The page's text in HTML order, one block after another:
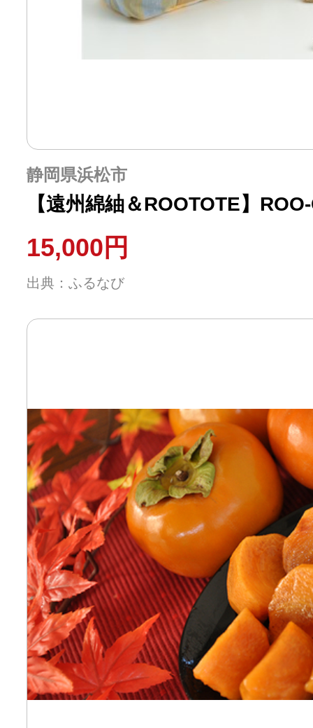
個人事業主・フリーラン
ふるさと納税の基礎知識
10秒ぴったり診断
自治体直営サイト特集
はじめるバイブルとは
問い合わせ
静岡県浜松市
【遠州綿紬＆ROOTOTE】
15,000円
出典：ふるなび